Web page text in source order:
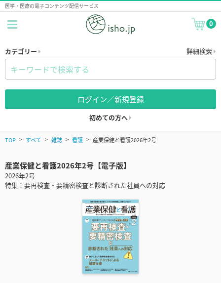
医学・医療の電子コンテンツ配信サービス
0
カテゴリー 詳細検索
ログイン／新規登録
初めての方へ
TOP すべて 雑誌 看護 産業保健と看護2026年2号
産業保健と看護2026年2号【電子版】
2026年2号
特集：要再検査・要精密検査と診断された社員への対応